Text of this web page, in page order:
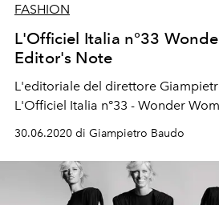
FASHION
L'Officiel Italia n°33
Editor's Note
L'editoriale del direttore
L'Officiel Italia n°33 - Wonder
30.06.2020 di Giampietro Baudo